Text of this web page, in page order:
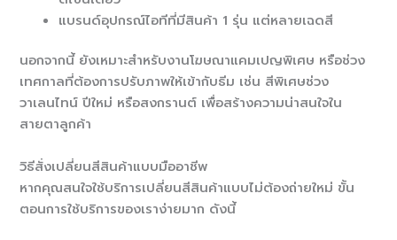
แบรนด์อุปกรณ์ไอทีที่มีสินค้า 1 รุ่น แต่หลายเฉดสี
นอกจากนี้ ยังเหมาะสำหรับงานโฆษณาแคมเปญพิเศษ หรือช่วง
เทศกาลที่ต้องการปรับภาพให้เข้ากับธีม เช่น สีพิเศษช่วง
วาเลนไทน์ ปีใหม่ หรือสงกรานต์ เพื่อสร้างความน่าสนใจใน
สายตาลูกค้า
วิธีสั่งเปลี่ยนสีสินค้าแบบมืออาชีพ
หากคุณสนใจใช้บริการเปลี่ยนสีสินค้าแบบไม่ต้องถ่ายใหม่ ขั้น
ตอนการใช้บริการของเราง่ายมาก ดังนี้